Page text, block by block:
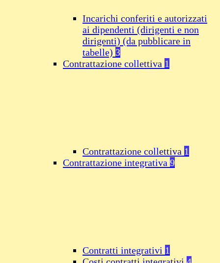
Incarichi conferiti e autorizzati
ai dipendenti (dirigenti e non
dirigenti) (da pubblicare in
tabelle) 3
Contrattazione collettiva 1
Contrattazione collettiva 1
Contrattazione integrativa 9
Contratti integrativi 1